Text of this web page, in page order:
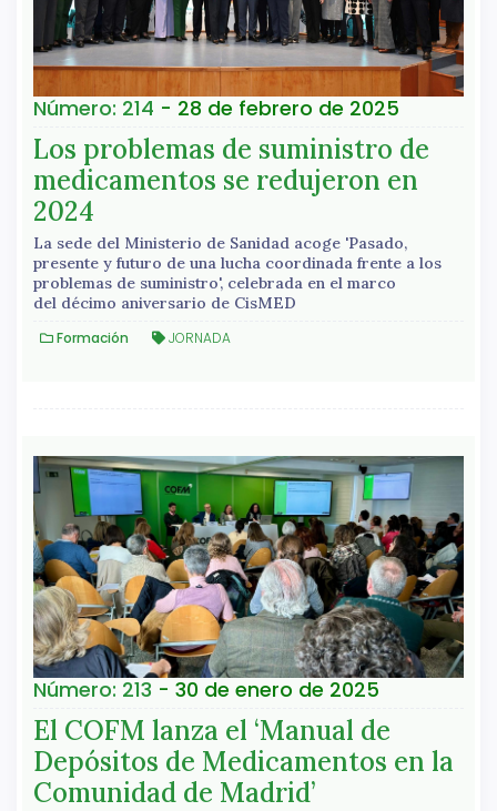
Número: 214 - 28 de febrero de 2025
Los problemas de suministro de
medicamentos se redujeron en
2024
La sede del Ministerio de Sanidad acoge 'Pasado,
presente y futuro de una lucha coordinada frente a los
problemas de suministro', celebrada en el marco
del décimo aniversario de CisMED
Formación JORNADA
Número: 213 - 30 de enero de 2025
El COFM lanza el ‘Manual de
Depósitos de Medicamentos en la
Comunidad de Madrid’